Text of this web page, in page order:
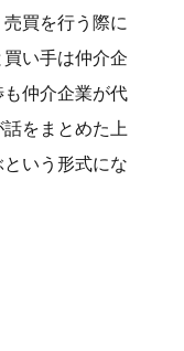
買を行う際に
い手は仲介企
仲介企業が代
をまとめた上
いう形式にな